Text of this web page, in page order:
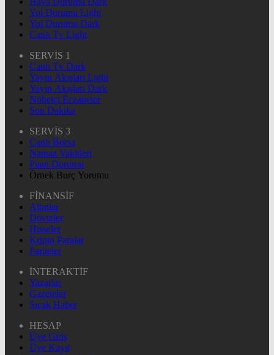
Yol Durumu Light
Yol Durumu Dark
Canlı Tv Light
SERVİS 1
Canlı Tv Dark
Yayın Akışları Light
Yayın Akışları Dark
Nöbetçi Eczaneler
Son Dakika
SERVİS 3
Canlı Borsa
Namaz Vakitleri
Puan Durumu
Örnek Burç Yorumu
FİNANSİF
Altınlar
Dövizler
Hisseler
Kripto Paralar
Pariteler
İNTERAKTİF
Yazarlar
Gazeteler
Sıcak Haber
HESAP
Üye Giriş
Üye Kayıt